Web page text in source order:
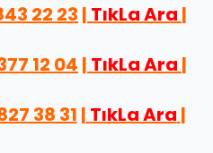
22 23 | TıkLa Ara |
12 04 | TıkLa Ara |
38 31 | TıkLa Ara |